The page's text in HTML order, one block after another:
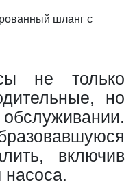
шланг с
не только
но
включив